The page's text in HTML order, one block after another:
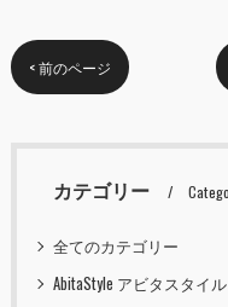
< 前のページ
カテゴリー
全てのカテゴリー
AbitaStyle アビタスタイル